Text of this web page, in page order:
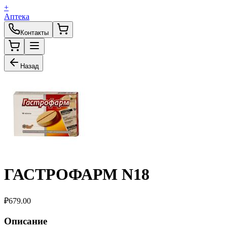
+
Аптека
Контакты
Назад
ГАСТРОФАРМ N18
₽679.00
Описание